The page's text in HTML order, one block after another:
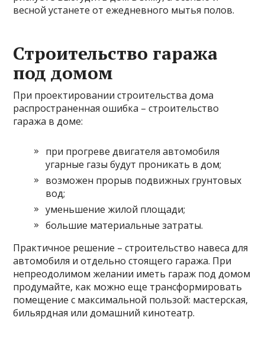
весной устанете от ежедневного мытья полов.
Строительство гаража
под домом
При проектировании строительства дома
распространенная ошибка – строительство
гаража в доме:
при прогреве двигателя автомобиля
угарные газы будут проникать в дом;
возможен прорыв подвижных грунтовых
вод;
уменьшение жилой площади;
большие материальные затраты.
Практичное решение – строительство навеса для
автомобиля и отдельно стоящего гаража. При
непреодолимом желании иметь гараж под домом
продумайте, как можно еще трансформировать
помещение с максимальной пользой: мастерская,
бильярдная или домашний кинотеатр.